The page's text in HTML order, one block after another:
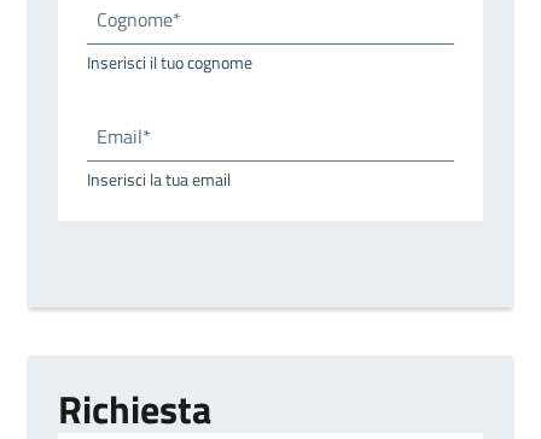
Cognome*
Inserisci il tuo cognome
Email*
Inserisci la tua email
Richiesta